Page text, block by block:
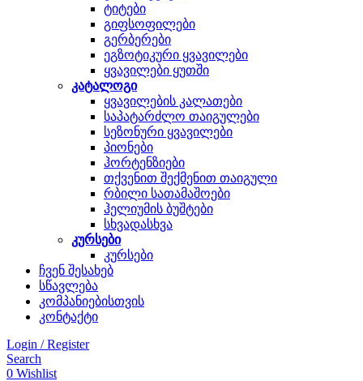
ტიტები
გიფსოფილები
გერბერები
ეგზოტიკური ყვავილები
ყვავილები ყუთში
კატალოგი
ყვავილების კალათები
საპატარძლო თაიგულები
სეზონური ყვავილები
პიონები
ჰორტენზიები
თქვენით შექმენით თაიგული
რბილი სათამაშოები
ჰელიუმის ბუშტები
სხვადასხვა
კურსები
კურსები
ჩვენ შესახებ
სწავლება
კომპანიებისთვის
კონტაქტი
Login / Register
Search
0 Wishlist